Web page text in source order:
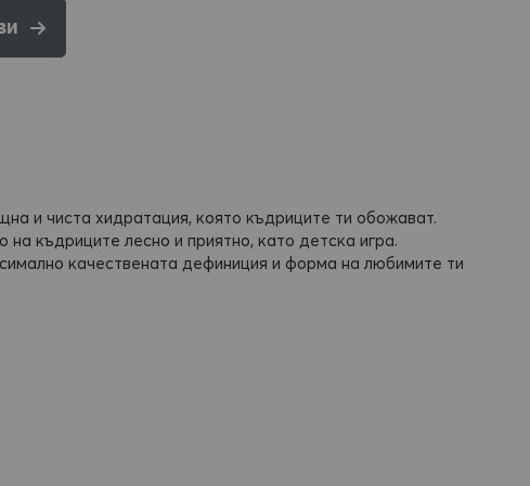
и чиста хидратация, която къдриците ти обожават.
къдриците лесно и приятно, като детска игра.
качествената дефиниция и форма на любимите ти